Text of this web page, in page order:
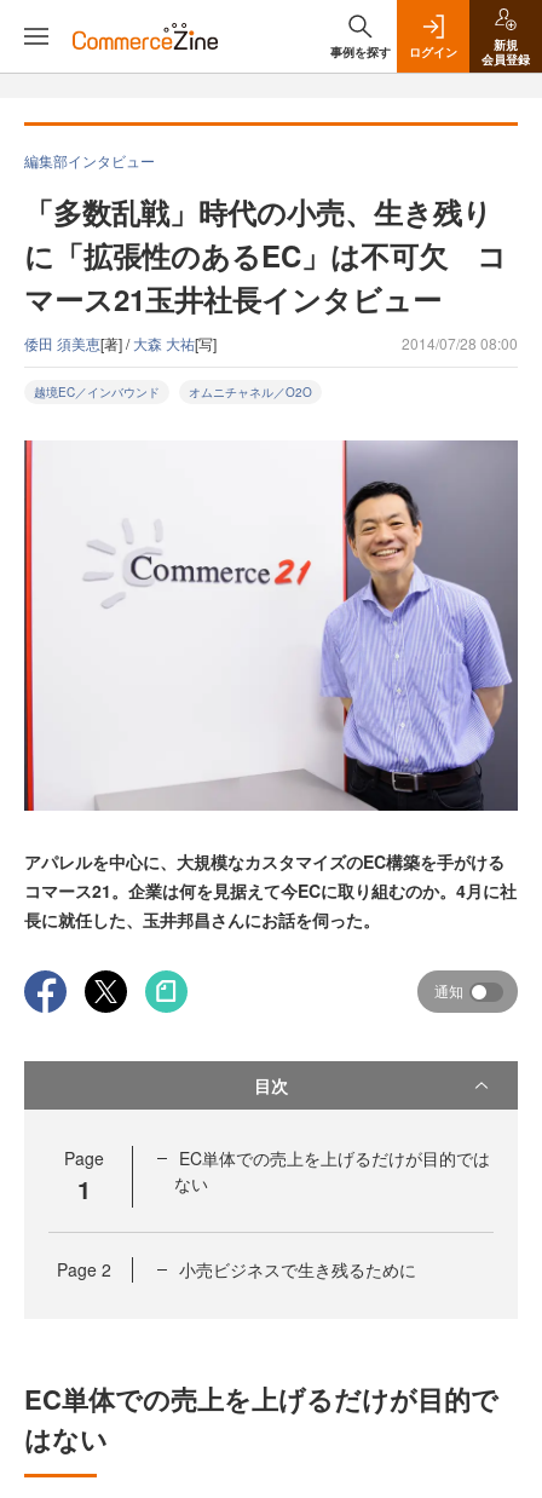
事例を探す ログイン
新規
会員登録
編集部インタビュー
「多数乱戦」時代の小売、生き残り
に「拡張性のあるEC」は不可欠 コ
マース21玉井社長インタビュー
倭田 須美恵[著] /大森 大祐[写] 2014/07/28 08:00
越境EC／インバウンド オムニチャネル／O2O
アパレルを中心に、大規模なカスタマイズのEC構築を手がける
コマース21。企業は何を見据えて今ECに取り組むのか。4月に社
長に就任した、玉井邦昌さんにお話を伺った。
通知
目次
Page
1
EC単体での売上を上げるだけが目的では
ない
Page 2 小売ビジネスで生き残るために
EC単体での売上を上げるだけが目的で
はない